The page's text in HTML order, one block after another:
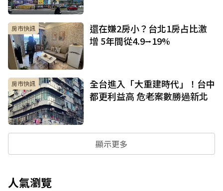
房市快訊
還在嫌2房小？台北1房占比激
增 5年間從4.9⭢19%
房市快訊
全台進入「大重建時代」！台中
都更利益高 危老案數勝過新北
顯示更多
人氣瀏覽